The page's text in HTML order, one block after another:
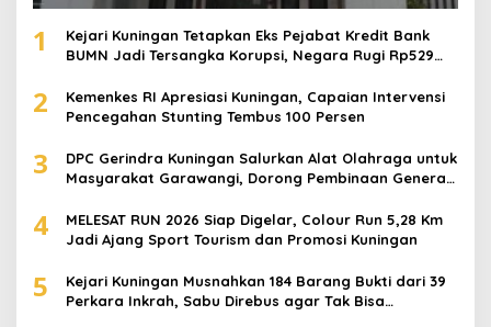
1
Kejari Kuningan Tetapkan Eks Pejabat Kredit Bank
BUMN Jadi Tersangka Korupsi, Negara Rugi Rp529
2
Kemenkes RI Apresiasi Kuningan, Capaian Intervensi
Pencegahan Stunting Tembus 100 Persen
3
DPC Gerindra Kuningan Salurkan Alat Olahraga untuk
Masyarakat Garawangi, Dorong Pembinaan Generasi
4
MELESAT RUN 2026 Siap Digelar, Colour Run 5,28 Km
Jadi Ajang Sport Tourism dan Promosi Kuningan
5
Kejari Kuningan Musnahkan 184 Barang Bukti dari 39
Perkara Inkrah, Sabu Direbus agar Tak Bisa